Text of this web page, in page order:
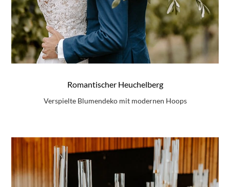
Romantischer Heuchelberg
Verspielte Blumendeko mit modernen Hoops